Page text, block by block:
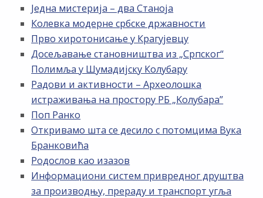
Једна мистерија – два Станоја
Колевка модерне србске државности
Прво хиротонисање у Крагујевцу
Досељавање становништва из „Српског“
Полимља у Шумадијску Колубару
Радови и активности – Археолошка
истраживања на простору РБ „Kолубара”
Поп Ранко
Откривамо шта се десило с потомцима Вука
Бранковића
Родослов као изазов
Информациони систем привредног друштва
за производњу, прераду и транспорт угља